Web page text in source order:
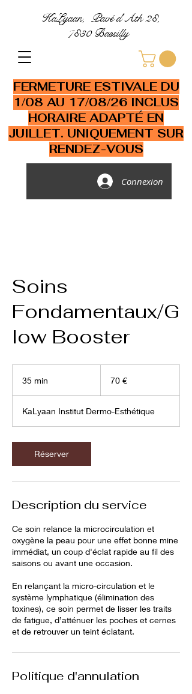
KaLyaan, Pavé d'Ath 28,
7830 Bassilly
Connexion
FERMETURE ESTIVALE DU
1/08 AU 17/08/26 INCLUS
HORAIRE ADAPTÉ EN
JUILLET. UNIQUEMENT SUR
RENDEZ-VOUS
Soins
Fondamentaux/G
low Booster
35 min
i
n
70 €
KaLyaan Institut Dermo-Esthétique
Réserver
Description du service
Ce soin relance la microcirculation et
oxygène la peau pour une effet bonne mine
immédiat, un coup d'éclat rapide au fil des
saisons ou avant une occasion.
En relançant la micro-circulation et le
système lymphatique (élimination des
toxines), ce soin permet de lisser les traits
de fatigue, d’atténuer les poches et cernes
et de retrouver un teint éclatant.
Politique d'annulation